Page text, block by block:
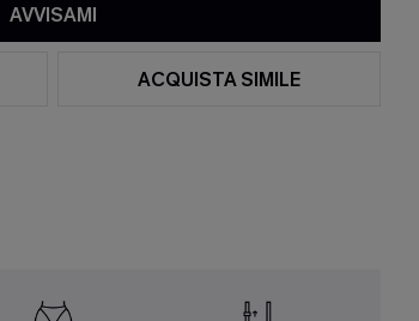
AVVISAMI
ACQUISTA SIMILE